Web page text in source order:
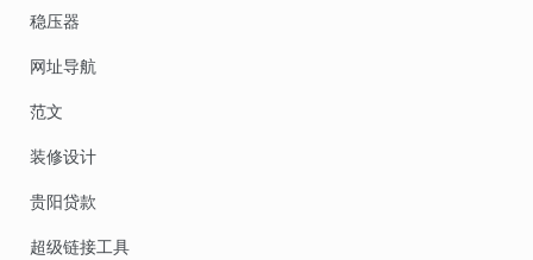
稳压器
网址导航
范文
装修设计
贵阳贷款
超级链接工具